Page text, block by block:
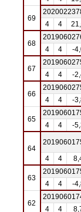
69
4
4
68
4
4 -
67
4
4 -
66
4
4 -
65
4
4 -
64
4
4
63
4
4 -
62
4
4